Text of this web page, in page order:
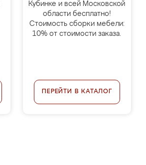
Кубинке и всей Московской
области бесплатно!
Стоимость сборки мебели:
10% от стоимости заказа.
ПЕРЕЙТИ В КАТАЛОГ